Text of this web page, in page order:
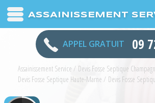
ASSAINISSEMENT
APPEL GRATUIT 09
Assainissement Service / Devis Fosse Septique
Devis Fosse Septique Haute-Marne / Devis Fosse